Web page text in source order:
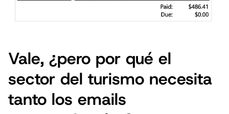
Vale, ¿pero por qué el
sector del turismo necesita
tanto los emails